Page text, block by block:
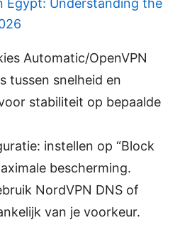
Egypt: Understanding the
Automatic/OpenVPN
tussen snelheid en
stabiliteit op bepaalde
instellen op “Block
bescherming.
NordVPN DNS of
van je voorkeur.